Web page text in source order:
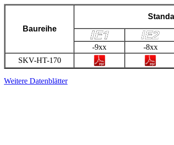
Baureihe
-9xx -8xx
SKV-HT-170
Weitere Datenblätter